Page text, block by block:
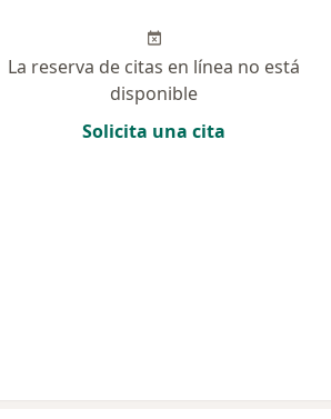
La reserva de citas en línea no está
disponible
Solicita una cita